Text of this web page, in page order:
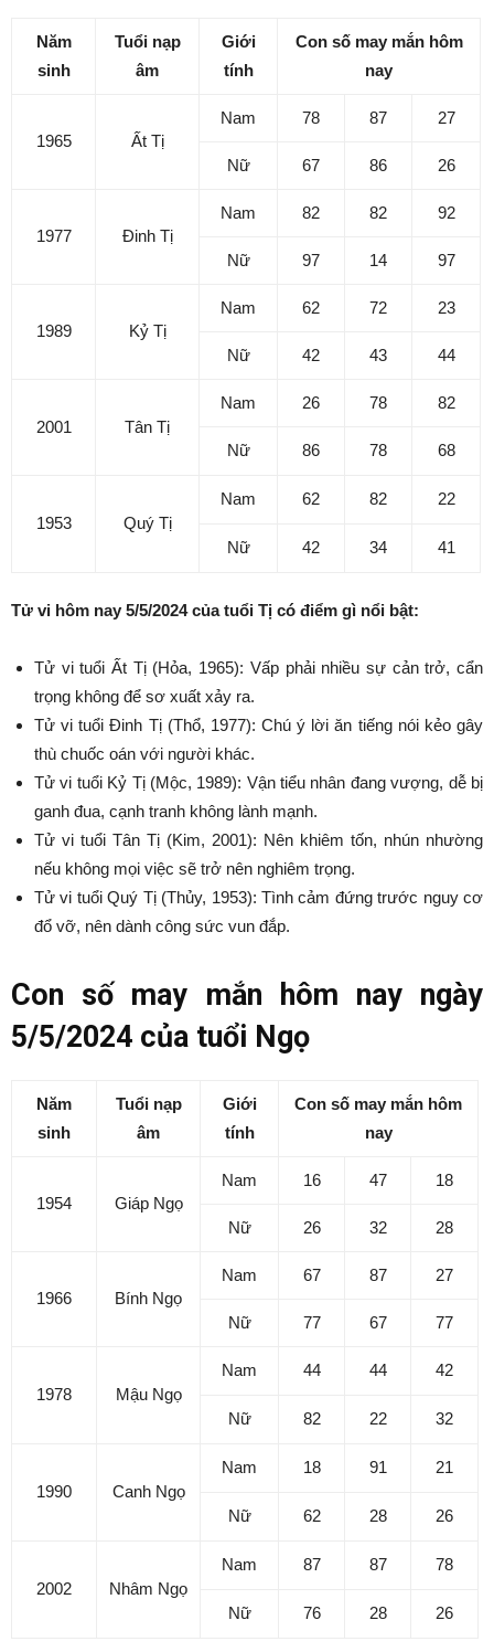
Năm
sinh
Tuổi nạp
âm
Giới
tính
Con số may mắn hôm
nay
1965 Ất Tị
Nam 78 87 27
Nữ 67 86 26
1977 Đinh Tị
Nam 82 82 92
Nữ 97 14 97
1989 Kỷ Tị
Nam 62 72 23
Nữ 42 43 44
2001 Tân Tị
Nam 26 78 82
Nữ 86 78 68
1953 Quý Tị
Nam 62 82 22
Nữ 42 34 41
Tử vi hôm nay 5/5/2024 của tuổi Tị có điểm gì nổi bật:
Tử vi tuổi Ất Tị (Hỏa, 1965): Vấp phải nhiều sự cản trở, cẩn
trọng không để sơ xuất xảy ra.
Tử vi tuổi Đinh Tị (Thổ, 1977): Chú ý lời ăn tiếng nói kẻo gây
thù chuốc oán với người khác.
Tử vi tuổi Kỷ Tị (Mộc, 1989): Vận tiểu nhân đang vượng, dễ bị
ganh đua, cạnh tranh không lành mạnh.
Tử vi tuổi Tân Tị (Kim, 2001): Nên khiêm tốn, nhún nhường
nếu không mọi việc sẽ trở nên nghiêm trọng.
Tử vi tuổi Quý Tị (Thủy, 1953): Tình cảm đứng trước nguy cơ
đổ vỡ, nên dành công sức vun đắp.
Con số may mắn hôm nay ngày
5/5/2024 của tuổi Ngọ
Năm
sinh
Tuổi nạp
âm
Giới
tính
Con số may mắn hôm
nay
1954 Giáp Ngọ
Nam 16 47 18
Nữ 26 32 28
1966 Bính Ngọ
Nam 67 87 27
Nữ 77 67 77
1978 Mậu Ngọ
Nam 44 44 42
Nữ 82 22 32
1990 Canh Ngọ
Nam 18 91 21
Nữ 62 28 26
2002 Nhâm Ngọ
Nam 87 87 78
Nữ 76 28 26